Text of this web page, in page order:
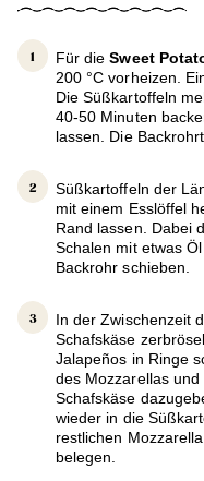
Für dieSweet
200 °C vorheizen.
Die Süßkartoffeln
40-50 Minuten
lassen. Die
Süßkartoffeln der
mit einem Esslöffel
Rand lassen. Dabei
Schalen mit etwas
Backrohr schieben.
In der Zwischenzeit
Schafskäse
Jalapeños in Ringe
des Mozzarellas
Schafskäse
wieder in die
restlichen
belegen.